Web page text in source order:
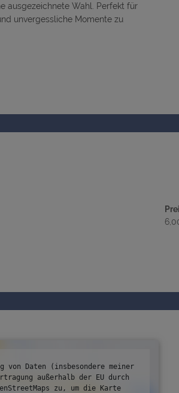
ausgezeichnete Wahl. Perfekt für
unvergessliche Momente zu
von Daten (insbesondere meiner
außerhalb der EU durch
zu, um die Karte